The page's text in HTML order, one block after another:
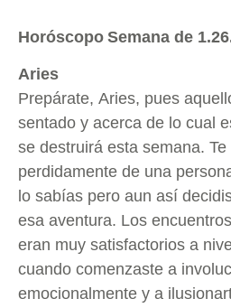
Horóscopo Semana de
Aries
Prepárate, Aries, pues
sentado y acerca de lo cual
se destruirá esta semana.
perdidamente de una
lo sabías pero aun así
esa aventura. Los
eran muy satisfactorios a
cuando comenzaste a
emocionalmente y a